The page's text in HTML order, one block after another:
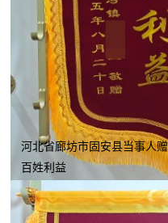
河北省廊坊市固安县当事人
百姓利益